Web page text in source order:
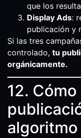
que los
Display Ads:
publicación y
Si las tres
controlado, tu
orgánicamente.
12.
algoritmo